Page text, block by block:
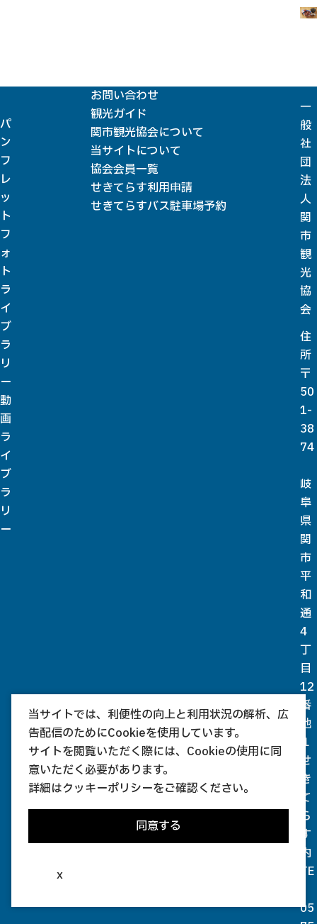
パ
ン
フ
レ
ッ
ト
フ
ォ
ト
ラ
イ
ブ
ラ
リ
ー
動
画
ラ
イ
ブ
ラ
リ
ー
お問い合わせ
観光ガイド
関市観光協会について
当サイトについて
協会会員一覧
せきてらす利用申請
せきてらすバス駐車場予約
一
般
社
団
法
人
関
市
観
光
協
会
住
所
〒
50
1-
38
74
岐
阜
県
関
市
平
和
通
4
丁
目
12
番
地
１
せ
き
て
ら
す
内
TE
05
当サイトでは、利便性の向上と利用状況の解析、広
告配信のためにCookieを使用しています。
サイトを閲覧いただく際には、Cookieの使用に同
意いただく必要があります。
詳細はクッキーポリシーをご確認ください。
同意する
x